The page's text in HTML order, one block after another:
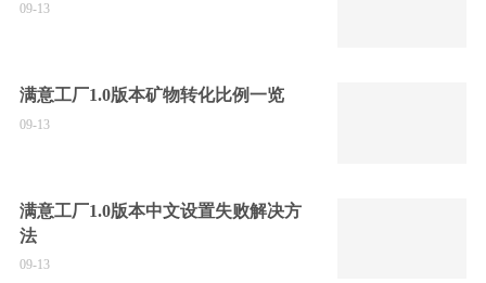
09-13
满意工厂1.0版本矿物转化比例一览
09-13
满意工厂1.0版本中文设置失败解决方
法
09-13